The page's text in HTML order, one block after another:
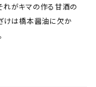
れがキマの作る甘酒の
けは橋本醤油に欠か